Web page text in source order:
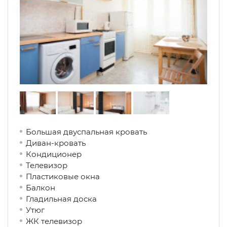
Большая двуспальная кровать
Диван-кровать
Кондиционер
Телевизор
Пластиковые окна
Балкон
Гладильная доска
Утюг
ЖК телевизор